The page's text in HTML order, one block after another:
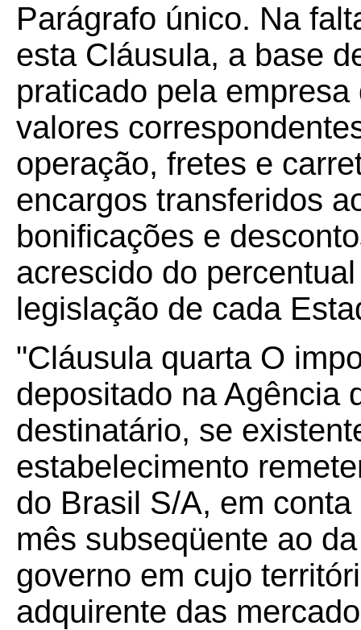
Parágrafo único. Na
esta Cláusula, a base
praticado pela
valores
operação, fretes e
encargos transferidos
bonificações e
acrescido do
legislação de cada
"Cláusula quarta O
depositado na Agência
destinatário, se
estabelecimento
do Brasil S/A, em
mês subseqüente ao
governo em cujo
adquirente das